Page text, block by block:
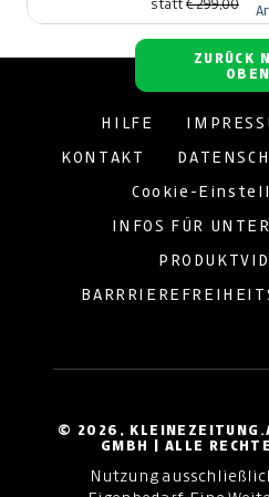
statt€ 299,00
ZURÜCK
OBEN
© 2026,
GMBH | ALLE
Nutzung
HILFE
KONTAKT
Cookie-
INFOS FÜR